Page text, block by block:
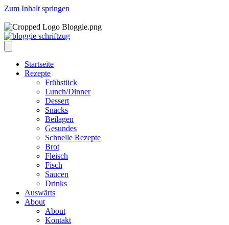
Zum Inhalt springen
Startseite
Rezepte
Frühstück
Lunch/Dinner
Dessert
Snacks
Beilagen
Gesundes
Schnelle Rezepte
Brot
Fleisch
Fisch
Saucen
Drinks
Auswärts
About
About
Kontakt